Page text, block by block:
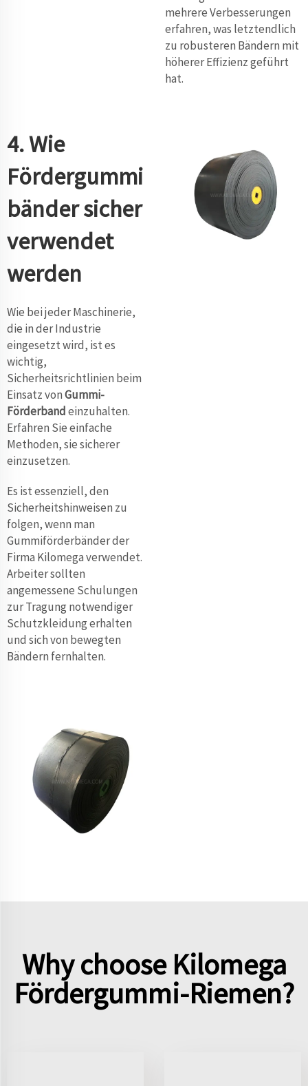
mehrere Verbesserungen
erfahren, was letztendlich
zu robusteren Bändern mit
höherer Effizienz geführt
hat.
4. Wie
Fördergummi
bänder sicher
verwendet
werden
Wie bei jeder Maschinerie,
die in der Industrie
eingesetzt wird, ist es
wichtig,
Sicherheitsrichtlinien beim
Einsatz vonGummi-
Förderbandeinzuhalten.
Erfahren Sie einfache
Methoden, sie sicherer
einzusetzen.
Es ist essenziell, den
Sicherheitshinweisen zu
folgen, wenn man
Gummiförderbänder der
Firma Kilomega verwendet.
Arbeiter sollten
angemessene Schulungen
zur Tragung notwendiger
Schutzkleidung erhalten
und sich von bewegten
Bändern fernhalten.
Why choose Kilomega
Fördergummi-Riemen?